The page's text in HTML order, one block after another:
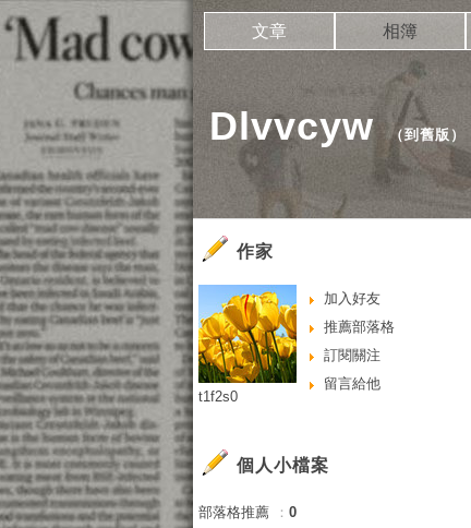
Dlvvcyw （到舊版 ）
文章 相簿
作家
加入好友
推薦部落格
訂閱關注
留言給他
t1f2s0
個人小檔案
部落格推薦 ： 0